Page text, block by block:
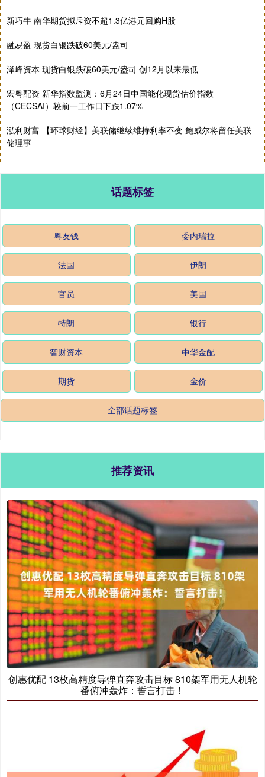
新巧牛 南华期货拟斥资不超1.3亿港元回购H股
融易盈 现货白银跌破60美元/盎司
泽峰资本 现货白银跌破60美元/盎司 创12月以来最低
宏粤配资 新华指数监测：6月24日中国能化现货估价指数
（CECSAI）较前一工作日下跌1.07%
泓利财富 【环球财经】美联储继续维持利率不变 鲍威尔将留任美联
储理事
话题标签
粤友钱 委内瑞拉
法国 伊朗
官员 美国
特朗 银行
智财资本 中华金配
期货 金价
全部话题标签
推荐资讯
创惠优配 13枚高精度导弹直奔攻击目标 810架军用无人机轮
番俯冲轰炸：誓言打击！